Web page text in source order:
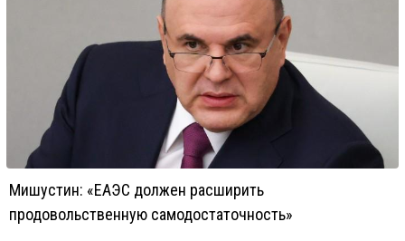
Мишустин: «ЕАЭС должен расширить
продовольственную самодостаточность»